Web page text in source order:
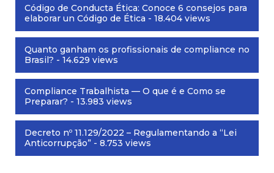
Código de Conducta Ética: Conoce 6 consejos para
elaborar un Código de Ética - 18.404 views
Quanto ganham os profissionais de compliance no
Brasil? - 14.629 views
Compliance Trabalhista — O que é e Como se
Preparar? - 13.983 views
Decreto nº 11.129/2022 – Regulamentando a “Lei
Anticorrupção” - 8.753 views